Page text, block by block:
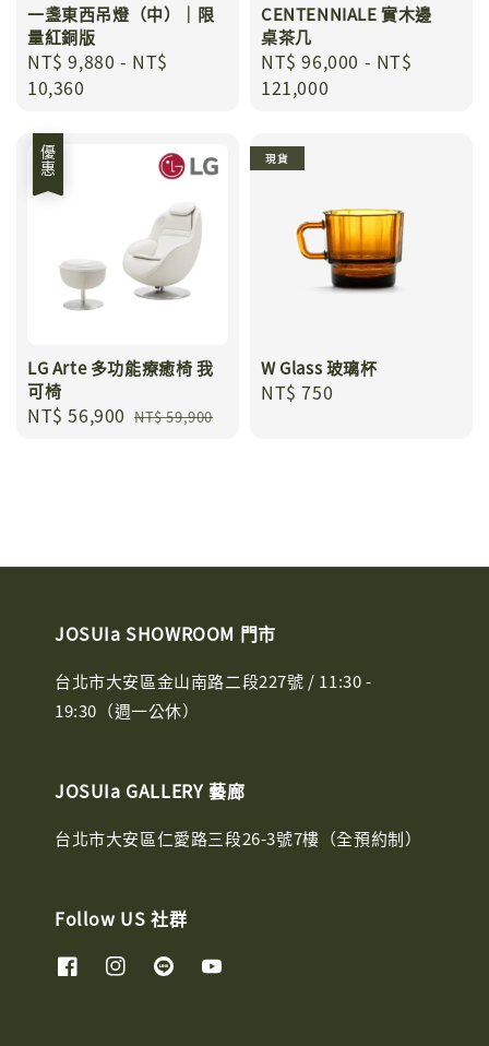
一盞東西吊燈（中）｜限
量紅銅版
Regular
price
NT$ 9,880 - NT$
10,360
CENTENNIALE 實木邊
桌茶几
Regular
price
NT$ 96,000 - NT$
121,000
優惠
LG Arte 多功能療癒椅 我
可椅
Sale
NT$ 56,900 Regular
NT$ 59,900
現貨
W Glass 玻璃杯
Regular
NT$ 750
JOSUIa SHOWROOM 門市
台北市大安區金山南路二段227號 / 11:30 -
19:30（週一公休）
JOSUIa GALLERY 藝廊
台北市大安區仁愛路三段26-3號7樓（全預約制）
Follow US 社群